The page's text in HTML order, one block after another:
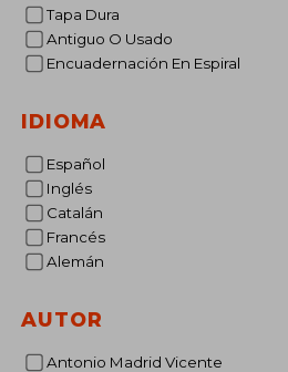
Tapa Dura
Antiguo O Usado
Encuadernación En Espiral
IDIOMA
Español
Inglés
Catalán
Francés
Alemán
AUTOR
Antonio Madrid Vicente